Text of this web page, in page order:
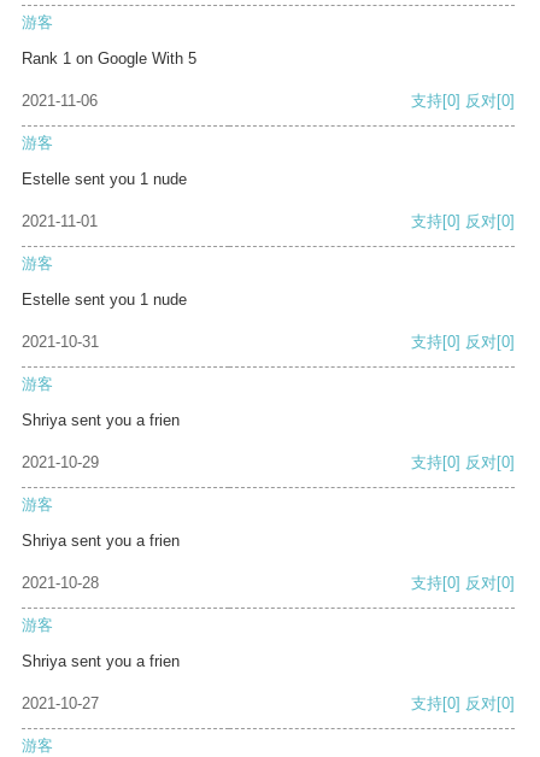
游客
Rank 1 on Google With 5
2021-11-06 支持[0] 反对[0]
游客
Estelle sent you 1 nude
2021-11-01 支持[0] 反对[0]
游客
Estelle sent you 1 nude
2021-10-31 支持[0] 反对[0]
游客
Shriya sent you a frien
2021-10-29 支持[0] 反对[0]
游客
Shriya sent you a frien
2021-10-28 支持[0] 反对[0]
游客
Shriya sent you a frien
2021-10-27 支持[0] 反对[0]
游客